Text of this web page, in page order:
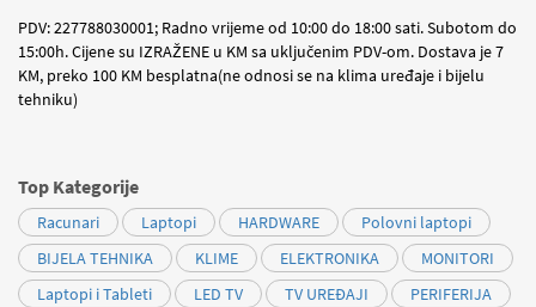
PDV: 227788030001; Radno vrijeme od 10:00 do 18:00 sati. Subotom do
15:00h. Cijene su IZRAŽENE u KM sa uključenim PDV-om. Dostava je 7
KM, preko 100 KM besplatna(ne odnosi se na klima uređaje i bijelu
tehniku)
Top Kategorije
Racunari Laptopi HARDWARE
Polovni laptopi
BIJELA TEHNIKA
KLIME ELEKTRONIKA
MONITORI
Laptopi i Tableti
LED TV TV UREĐAJI
PERIFERIJA